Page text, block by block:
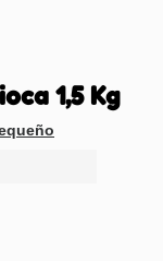
1,5 Kg